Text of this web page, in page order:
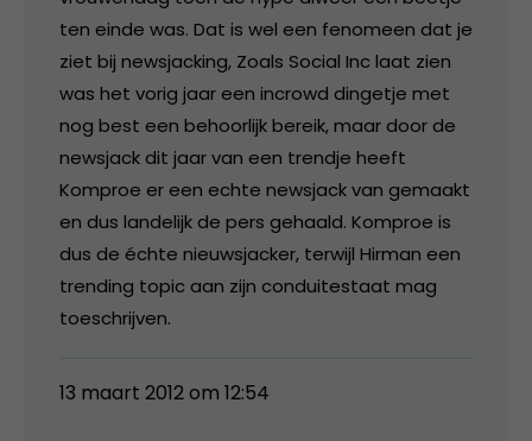
ten einde was. Dat is wel een fenomeen dat je
ziet bij newsjacking, Zoals Social Inc laat zien
was het vorig jaar een incrowd dingetje met
nog best een behoorlijk bereik, maar door de
newsjack dit jaar van een trendje heeft
Komproe er een echte newsjack van gemaakt
en dus landelijk de pers gehaald. Komproe is
dus de échte nieuwsjacker, terwijl Hirman een
trending topic aan zijn conduitestaat mag
toeschrijven.
13 maart 2012 om 12:54